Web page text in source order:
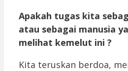
Apakah tugas kita
atau sebagai manusia
melihat kemelut ini ?
Kita teruskan berdoa,